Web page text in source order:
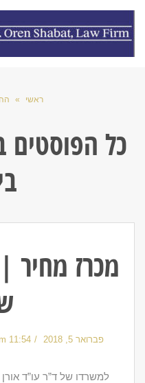
ראשי »
כל הפוסטים
מכרז מחיר
פברואר 5, 2018 11:54 pm
למשרדו של ד”ר עו”ד